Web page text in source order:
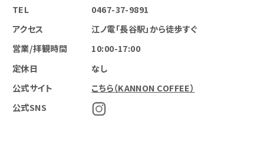
TEL
0467-37-9891
アクセス
江ノ電「長谷駅」から徒歩すぐ
営業/拝観時間
10:00-17:00
定休日
なし
公式サイト
こちら（KANNON COFFEE）
公式SNS